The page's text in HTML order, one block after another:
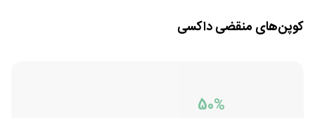
کوپن‌های منقضیداکسی
50%